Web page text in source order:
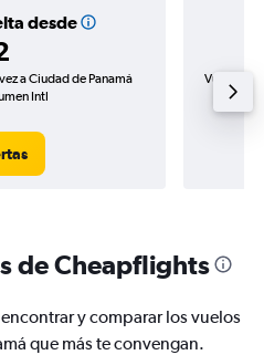
desde
a Ciudad de Panamá
Intl
Vuelo de
de Cheapflights
y comparar los vuelos
que más te convengan.